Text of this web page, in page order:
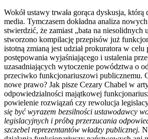
Wokół ustawy trwała gorąca dyskusja, którą
media. Tymczasem dokładna analiza
stwierdzić, że zamiast „bata na niesolidnych
stworzono kompilację przepisów już
istotną zmianą jest udział prokuratora w celu
postępowania wyjaśniającego i ustalenia
uzasadniających wytoczenie powództwa o
przeciwko funkcjonariuszowi publicznemu.
nowe prawo? Jak pisze Cezary Chabel w
odpowiedzialności majątkowej
powielenie rozwiązań czy rewolucja
się być wyrazem bezsilności ustawodawcy
legislacyjnych i próbą przerzucania
szczebel reprezentantów władzy publicznej.